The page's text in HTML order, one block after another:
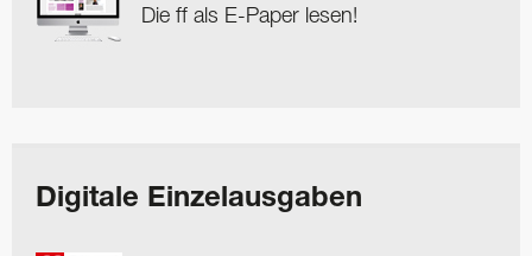
Die ff als E-Paper lesen!
Digitale Einzelausgaben